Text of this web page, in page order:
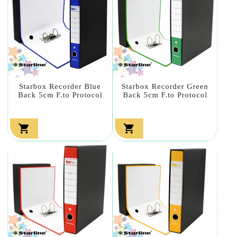
Starbox Recorder Blue
Back 5cm F.to Protocol

Starbox Recorder Green
Back 5cm F.to Protocol
